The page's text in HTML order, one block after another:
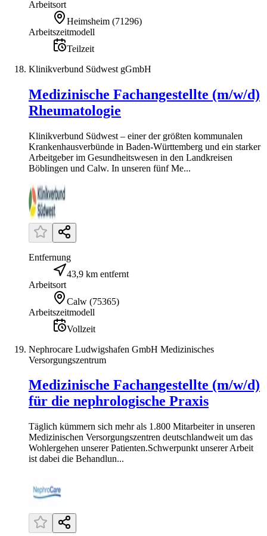
Arbeitsort
Heimsheim (71296)
Arbeitszeitmodell
Teilzeit
Klinikverbund Südwest gGmbH
Medizinische Fachangestellte (m/w/d)
Rheumatologie
Klinikverbund Südwest – einer der größten kommunalen
Krankenhausverbünde in Baden-Württemberg und ein starker
Arbeitgeber im Gesundheitswesen in den Landkreisen
Böblingen und Calw. In unseren fünf Me...
Entfernung
43,9 km entfernt
Arbeitsort
Calw (75365)
Arbeitszeitmodell
Vollzeit
Nephrocare Ludwigshafen GmbH Medizinisches
Versorgungszentrum
Medizinische Fachangestellte (m/w/d)
für die nephrologische Praxis
Täglich kümmern sich mehr als 1.800 Mitarbeiter in unseren
Medi­zinischen Ver­sorgungs­zentren deutsch­landweit um das
Wohl­ergehen unserer Patienten.Schwerpunkt unserer Arbeit
ist dabei die Behandlun...